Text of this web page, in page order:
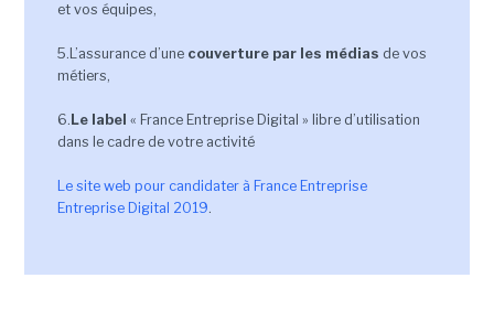
et vos équipes,
5.L’assurance d’une couverture par les médias de vos
métiers,
6. Le label « France Entreprise Digital » libre d’utilisation
dans le cadre de votre activité
Le site web pour candidater à France Entreprise
Entreprise Digital 2019.